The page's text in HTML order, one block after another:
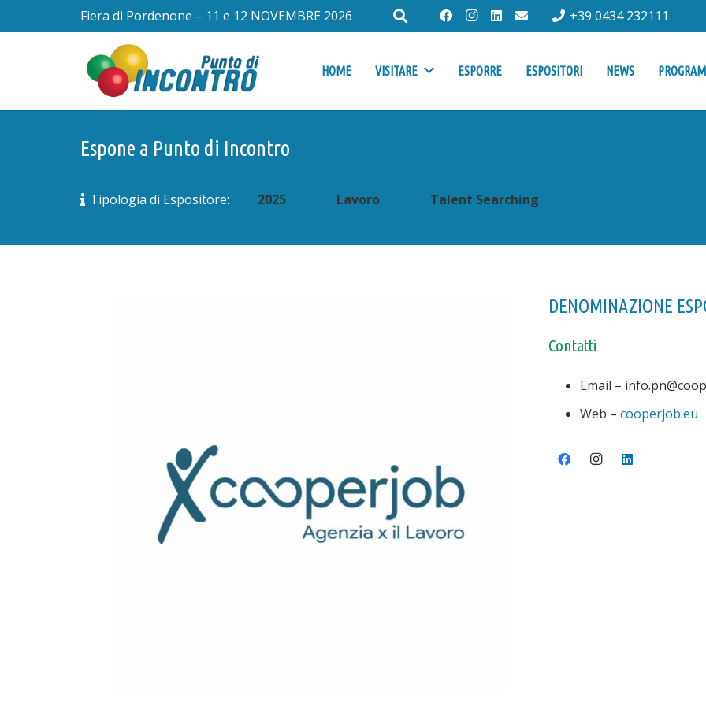
Fiera di Pordenone – 11 e 12 NOVEMBRE 2026 +39 0434 232111
HOME VISITARE ESPORRE ESPOSITORI NEWS
Espone a Punto di Incontro
Tipologia di Espositore: 2025 Lavoro Talent Searching
DENOMINAZIONE
Contatti
Email –
Web – cooperjob.eu